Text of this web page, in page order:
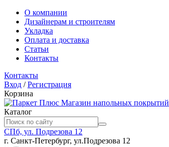
О компании
Дизайнерам и строителям
Укладка
Оплата и доставка
Статьи
Контакты
Контакты
Вход /Регистрация
Корзина
Магазин напольных покрытий
Каталог
СПб, ул. Подрезова 12
г. Санкт-Петербург, ул.Подрезова 12